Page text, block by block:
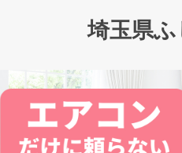
埼玉県